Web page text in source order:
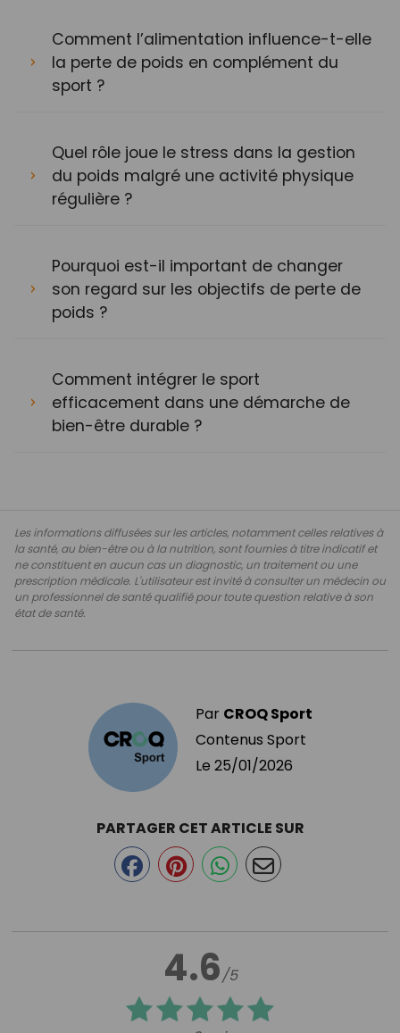
Comment l’alimentation influence-t-elle
la perte de poids en complément du
sport ?
Quel rôle joue le stress dans la gestion
du poids malgré une activité physique
régulière ?
Pourquoi est-il important de changer
son regard sur les objectifs de perte de
poids ?
Comment intégrer le sport
efficacement dans une démarche de
bien-être durable ?
Les informations diffusées sur les articles, notamment celles relatives à
la santé, au bien-être ou à la nutrition, sont fournies à titre indicatif et
ne constituent en aucun cas un diagnostic, un traitement ou une
prescription médicale. L'utilisateur est invité à consulter un médecin ou
un professionnel de santé qualifié pour toute question relative à son
état de santé.
Par CROQ Sport
Contenus Sport
Le 25/01/2026
4.6/5
PARTAGER CET ARTICLE SUR